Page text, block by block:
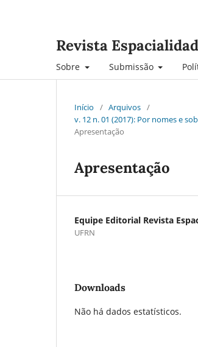
Revista
Sobre Submissão
Início / Arquivos /
v. 12 n. 01 (2017): Por nomes e
Apresentação
Apresentação
Equipe Editorial Revista
UFRN
Downloads
Não há dados estatísticos.